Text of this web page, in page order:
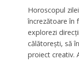
Horoscopul
încrezătoare în
explorezi
călătorești, să
proiect creativ.